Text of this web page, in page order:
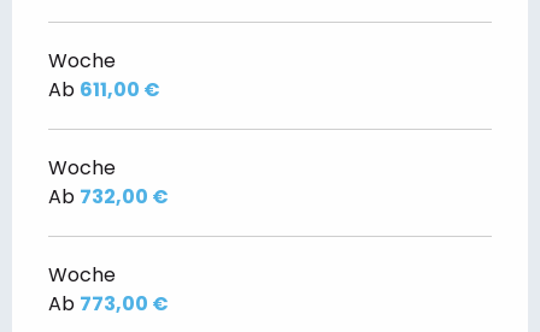
Woche
Ab 611,00 €
Woche
Ab 732,00 €
Woche
Ab 773,00 €